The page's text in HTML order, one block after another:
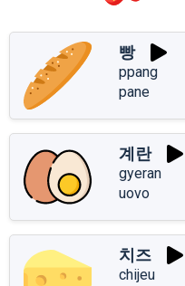
빵
ppang
pane
계란
gyeran
uovo
치즈
chijeu